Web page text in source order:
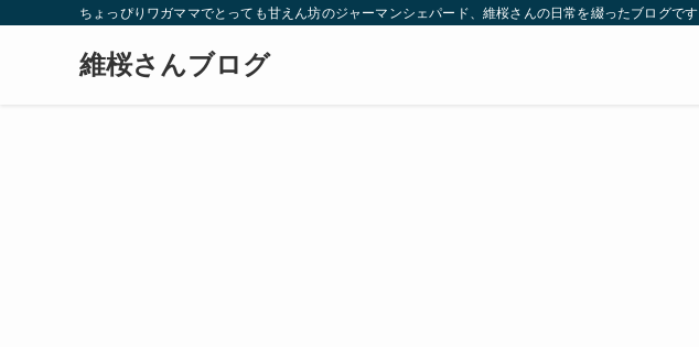
ちょっぴりワガママでとっても甘えん坊のジャーマンシェパード、維桜さんの日常を綴ったブログです
維桜さんブログ